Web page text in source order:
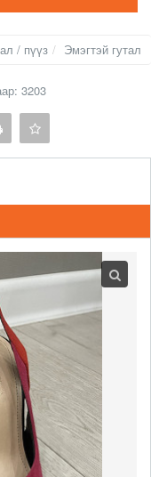
/ пүүз Эмэгтэй гутал
3203